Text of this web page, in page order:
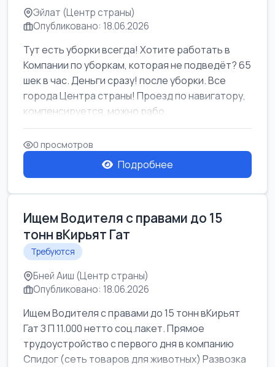
Эйлат (Центр страны)
Опубликовано: 18.06.2026
Тут есть уборки всегда! Хотите работать в
Компании по уборкам, которая не подведёт? 65
шек в час. Деньги сразу! после уборки. Все
города Центра страны! Проезд по навигатору,
компенсируется. можно рабо...
0 просмотров
Подробнее
Ищем Водителя с правами до 15
тонн вКирьят Гат
Требуются
Бней Аиш (Центр страны)
Опубликовано: 18.06.2026
Ищем Водителя с правами до 15 тонн вКирьят
Гат З П 11.000 нетто соц.пакет. Прямое
трудоустройство с первого дня в компанию
Спидог (сеть товаров для животных) Развозка